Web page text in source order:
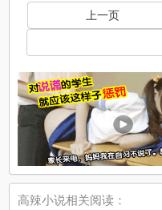
上一页
高辣小说相关阅读：